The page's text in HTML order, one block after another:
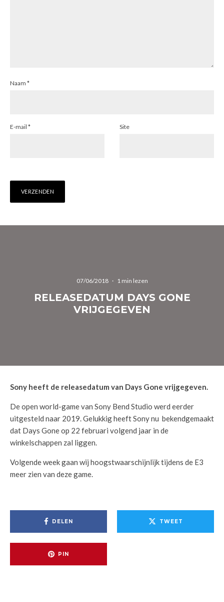
Naam *
E-mail * Site
07/06/2018 · 1 min lezen
RELEASEDATUM DAYS GONE
VRIJGEGEVEN
Sony heeft de releasedatum van Days Gone vrijgegeven.
De open world-game van Sony Bend Studio werd eerder
uitgesteld naar 2019. Gelukkig heeft Sony nu bekendgemaakt
dat Days Gone op 22 februari volgend jaar in de
winkelschappen zal liggen.
Volgende week gaan wij hoogstwaarschijnlijk tijdens de E3
meer zien van deze game.
DELEN TWEET
PIN